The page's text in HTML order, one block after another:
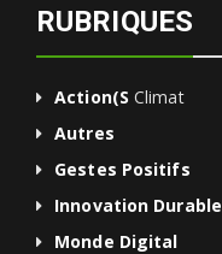
RUBRIQUES
Action(s Climat
Autres
Gestes Positifs
Innovation Durable
Monde Digital